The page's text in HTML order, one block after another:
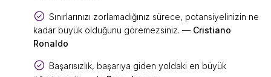
Sınırlarınızı zorlamadığınız sürece, potansiyelinizin ne
kadar büyük olduğunu göremezsiniz. — Cristiano
Ronaldo
Başarısızlık, başarıya giden yoldaki en büyük